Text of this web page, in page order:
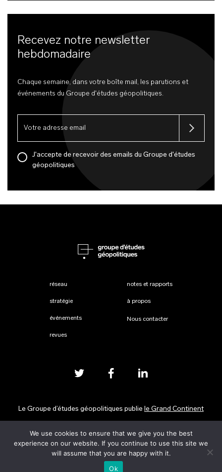
Recevez notre newsletter
hebdomadaire
Chaque semaine, dans votre boîte mail, les parutions et
événements du Groupe d'études géopolitiques.
J'accepte de recevoir des emails du Groupe d'études
géopolitiques
réseau
stratégie
événements
revues
notes et rapports
à propos
Nous contacter
Le Groupe d’études géopolitiques publie le Grand Continent
Mentions légales
We use cookies to ensure that we give you the best
experience on our website. If you continue to use this site we
will assume that you are happy with it.
Ok